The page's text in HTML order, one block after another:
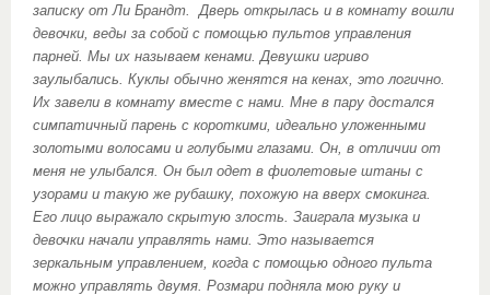
записку от Ли Брандт. Дверь открылась и в комнату вошли
девочки, веды за собой с помощью пультов управления
парней. Мы их называем кенами. Девушки игриво
заулыбались. Куклы обычно женятся на кенах, это логично.
Их завели в комнату вместе с нами. Мне в пару достался
симпатичный парень с короткими, идеально уложенными
золотыми волосами и голубыми глазами. Он, в отличии от
меня не улыбался. Он был одет в фиолетовые штаны с
узорами и такую же рубашку, похожую на вверх смокинга.
Его лицо выражало скрытую злость. Заиграла музыка и
девочки начали управлять нами. Это называется
зеркальным управлением, когда с помощью одного пульта
можно управлять двумя. Розмари подняла мою руку и